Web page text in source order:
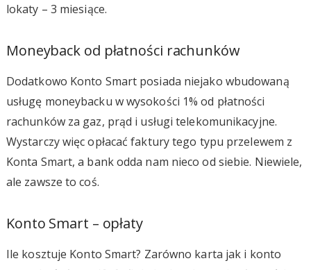
lokaty – 3 miesiące.
Moneyback od płatności rachunków
Dodatkowo Konto Smart posiada niejako wbudowaną
usługę moneybacku w wysokości 1% od płatności
rachunków za gaz, prąd i usługi telekomunikacyjne.
Wystarczy więc opłacać faktury tego typu przelewem z
Konta Smart, a bank odda nam nieco od siebie. Niewiele,
ale zawsze to coś.
Konto Smart – opłaty
Ile kosztuje Konto Smart? Zarówno karta jak i konto